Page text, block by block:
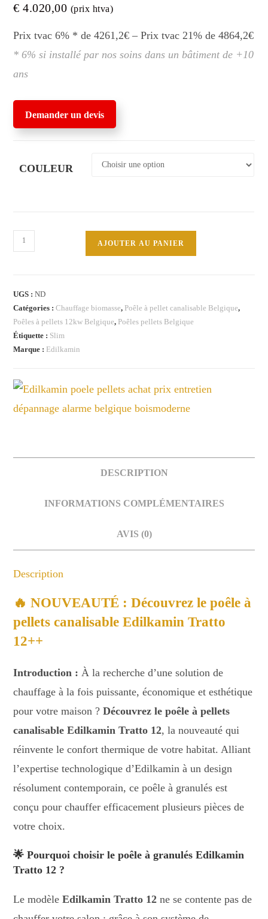
€ 4.020,00 (prix htva)
Prix tvac 6% * de 4261,2€ – Prix tvac 21% de 4864,2€
* 6% si installé par nos soins dans un bâtiment de +10
ans
Demander un devis
COULEUR
quantité
de
Edilkamin
poêle
à
pellets
AJOUTER AU PANIER
UGS :ND
Catégories :Chauffage biomasse, Poêle à pellet canalisable Belgique,
Poêles à pellets 12kw Belgique, Poêles pellets Belgique
Étiquette : Slim
Marque : Edilkamin
DESCRIPTION
INFORMATIONS COMPLÉMENTAIRES
AVIS (0)
Description
🔥 NOUVEAUTÉ :Découvrez le poêle à
pellets canalisable Edilkamin Tratto
12++
Introduction : À la recherche d’une solution de
chauffage à la fois puissante, économique et esthétique
pour votre maison ?Découvrez le poêle à pellets
canalisable Edilkamin Tratto 12, la nouveauté qui
réinvente le confort thermique de votre habitat. Alliant
l’expertise technologique d’Edilkamin à un design
résolument contemporain, ce poêle à granulés est
conçu pour chauffer efficacement plusieurs pièces de
votre choix.
🌟 Pourquoi choisir le poêle à granulés Edilkamin
Tratto 12 ?
Le modèleEdilkamin Tratto 12 ne se contente pas de